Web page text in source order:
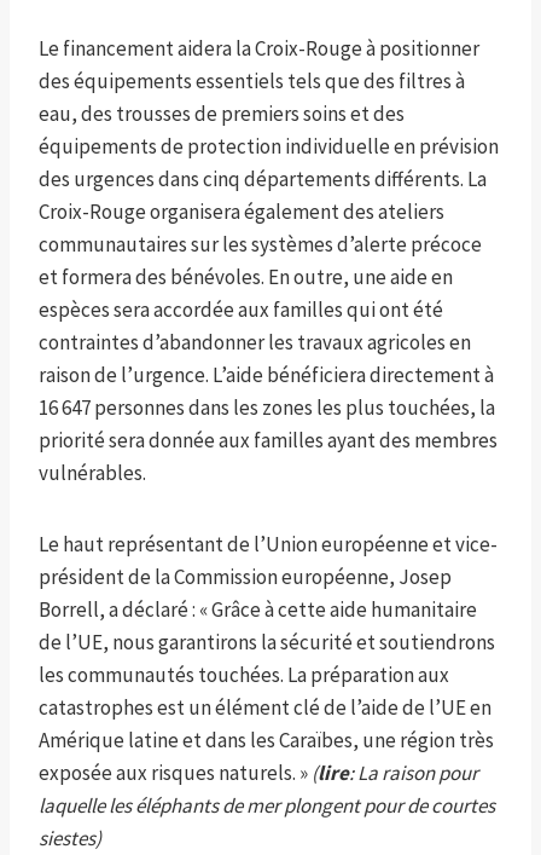
Le financement aidera la Croix-Rouge à positionner
des équipements essentiels tels que des filtres à
eau, des trousses de premiers soins et des
équipements de protection individuelle en prévision
des urgences dans cinq départements différents. La
Croix-Rouge organisera également des ateliers
communautaires sur les systèmes d’alerte précoce
et formera des bénévoles. En outre, une aide en
espèces sera accordée aux familles qui ont été
contraintes d’abandonner les travaux agricoles en
raison de l’urgence. L’aide bénéficiera directement à
16 647 personnes dans les zones les plus touchées, la
priorité sera donnée aux familles ayant des membres
vulnérables.
Le haut représentant de l’Union européenne et vice-
président de la Commission européenne, Josep
Borrell, a déclaré : « Grâce à cette aide humanitaire
de l’UE, nous garantirons la sécurité et soutiendrons
les communautés touchées. La préparation aux
catastrophes est un élément clé de l’aide de l’UE en
Amérique latine et dans les Caraïbes, une région très
exposée aux risques naturels. » (lire: La raison pour
laquelle les éléphants de mer plongent pour de courtes
siestes)